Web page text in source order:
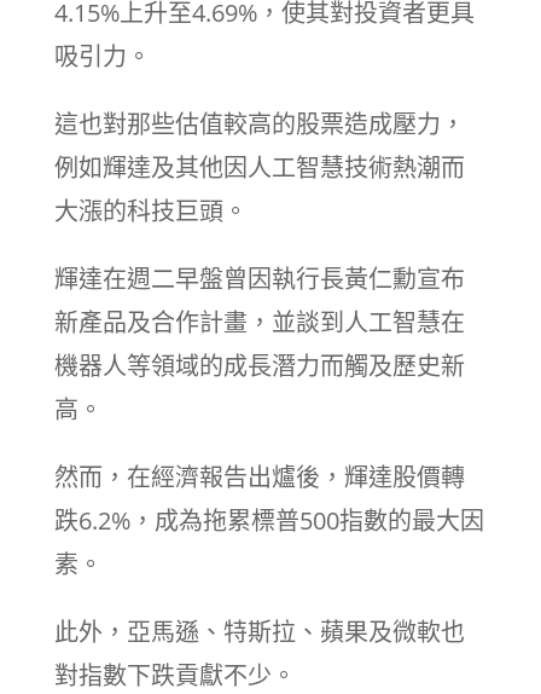
4.15%上升至4.69%，使其對投資者更具
吸引力。
這也對那些估值較高的股票造成壓力，
例如輝達及其他因人工智慧技術熱潮而
大漲的科技巨頭。
輝達在週二早盤曾因執行長黃仁勳宣布
新產品及合作計畫，並談到人工智慧在
機器人等領域的成長潛力而觸及歷史新
高。
然而，在經濟報告出爐後，輝達股價轉
跌6.2%，成為拖累標普500指數的最大因
素。
此外，亞馬遜、特斯拉、蘋果及微軟也
對指數下跌貢獻不少。